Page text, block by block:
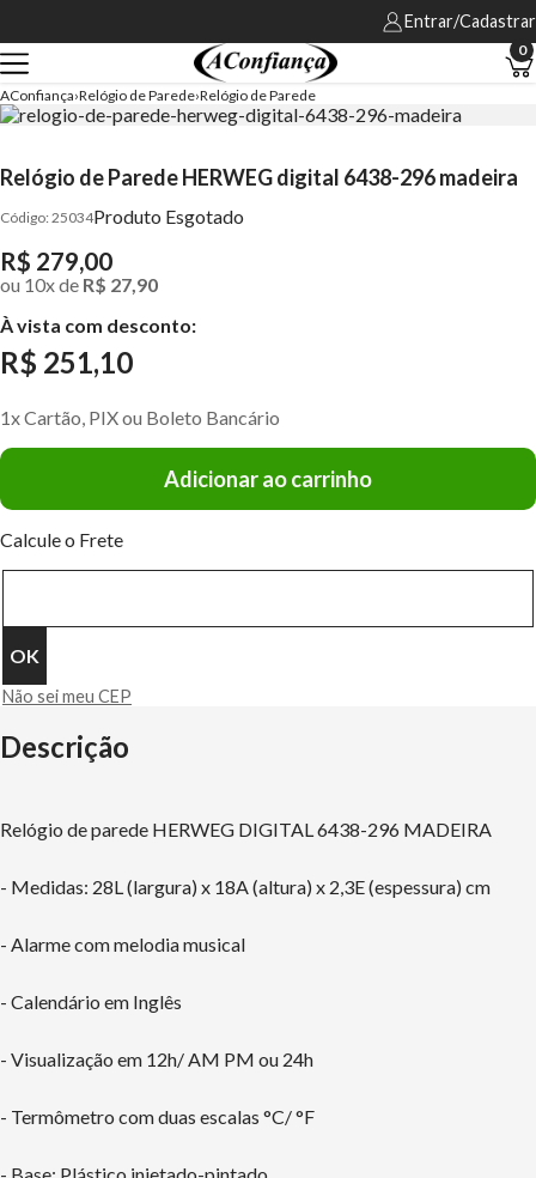
Entrar/Cadastrar
0
AConfiança Relógio de Parede Relógio de Parede
Relógio de Parede HERWEG digital 6438-296 madeira
25034Produto Esgotado
R$ 279,00
ou 10xde R$ 27,90
À vista com desconto:
R$ 251,10
1x Cartão, PIX ou Boleto Bancário
Adicionar ao carrinho
Calcule o Frete
Não sei meu CEP
Descrição
Relógio de parede HERWEG DIGITAL 6438-296 MADEIRA
- Medidas: 28L (largura) x 18A (altura) x 2,3E (espessura) cm
- Alarme com melodia musical
- Calendário em Inglês
- Visualização em 12h/ AM PM ou 24h
- Termômetro com duas escalas °C/ °F